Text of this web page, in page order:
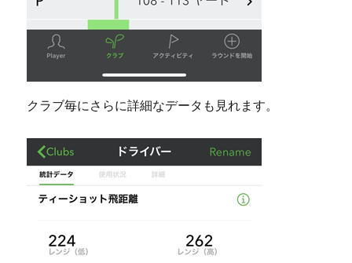
クラブ毎にさらに詳細なデータも見れます。